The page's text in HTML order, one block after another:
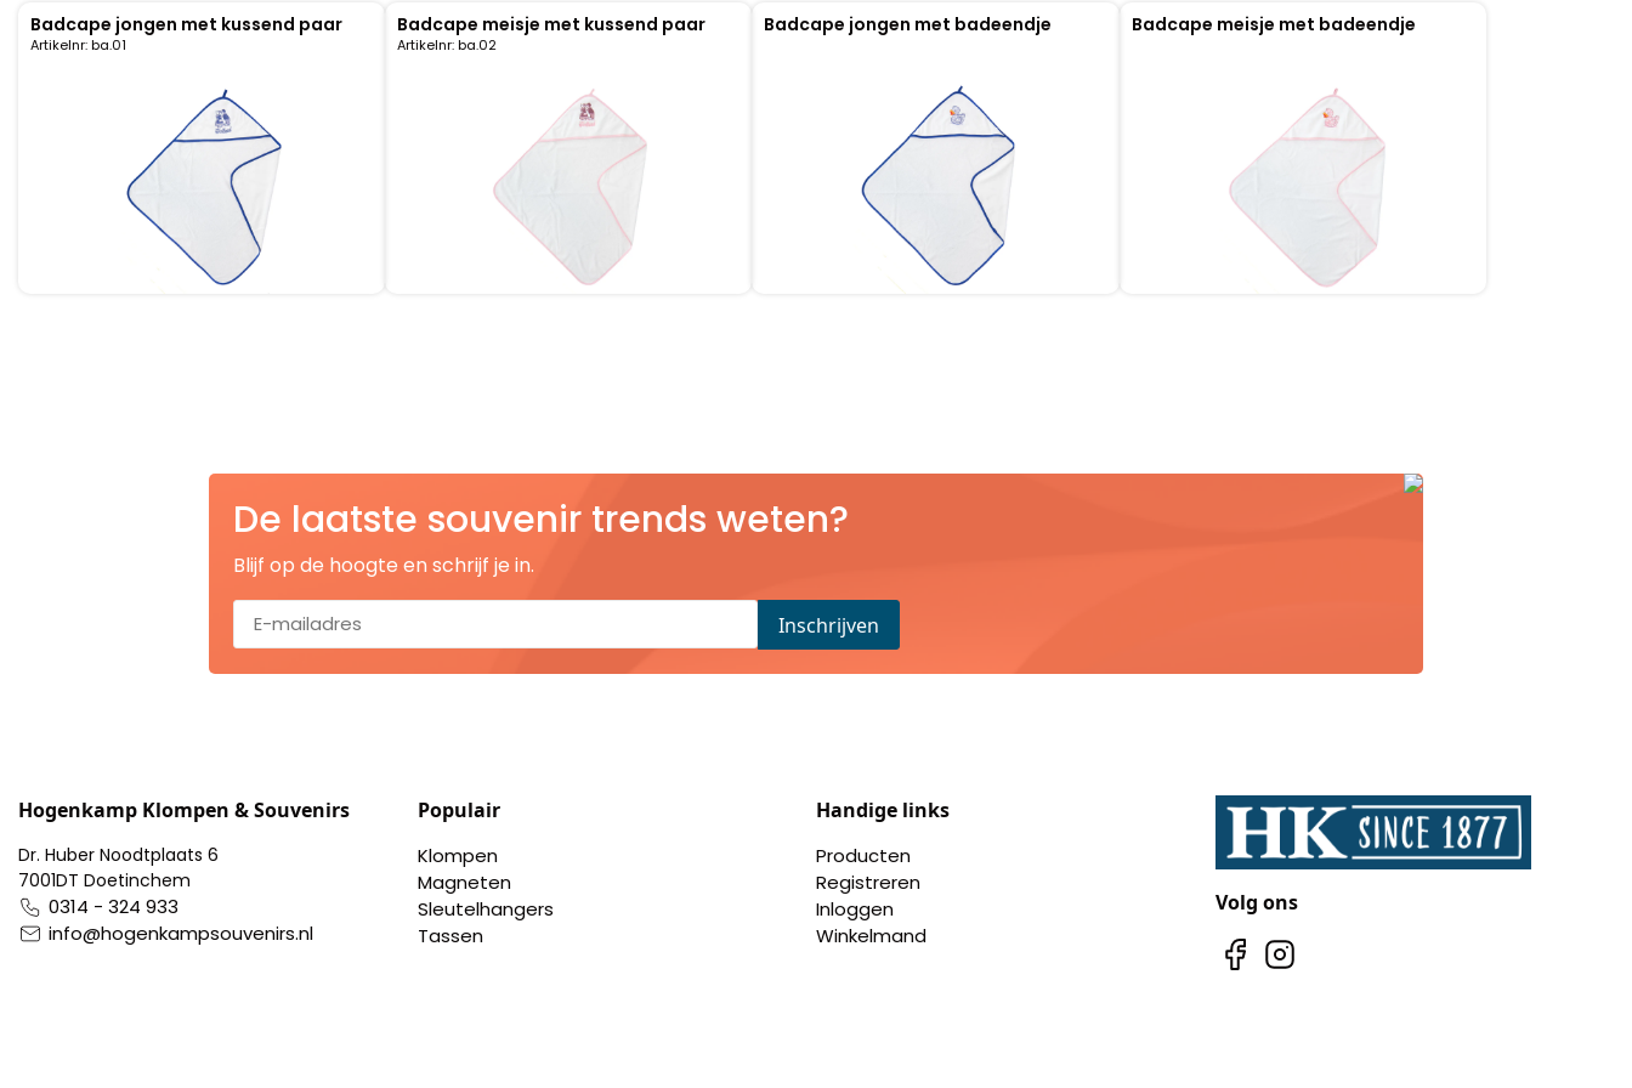
Badcape jongen met kussend paar
Artikelnr: ba.01
Badcape meisje met kussend paar
Artikelnr: ba.02
Badcape jongen met badeendje Badcape meisje met badeendje
Klompjes golf
Reuzen klomp
Amsterdam
Coffee-to-go bekers
Geluidsdoosjes
Onderzetters
Pizzasnijders
Molens
De laatste souvenir trends weten?
Blijf op de hoogte en schrijf je in.
Hogenkamp Klompen & Souvenirs
Dr. Huber Noodtplaats 6
7001DT Doetinchem
0314 - 324 933
info@hogenkampsouvenirs.nl
Populair
Klompen
Magneten
Sleutelhangers
Tassen
Handige links
Producten
Registreren
Inloggen
Winkelmand
Volg ons